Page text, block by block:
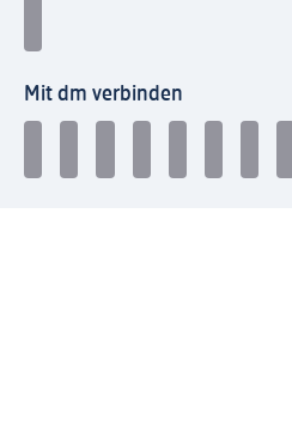
Mit dm verbinden